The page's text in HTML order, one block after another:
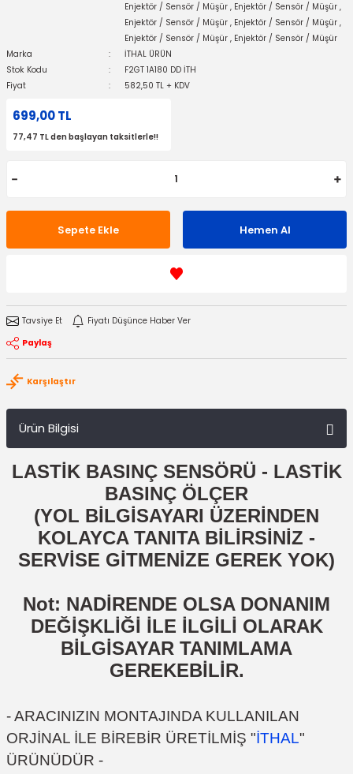
Enjektör / Sensör / Müşür , Enjektör / Sensör / Müşür ,
Enjektör / Sensör / Müşür , Enjektör / Sensör / Müşür ,
Enjektör / Sensör / Müşür , Enjektör / Sensör / Müşür
Marka
İTHAL ÜRÜN
Stok Kodu
F2GT 1A180 DD İTH
Fiyat
582,50 TL + KDV
699,00 TL
77,47 TL den başlayan taksitlerle!!
Sepete Ekle Hemen Al
Tavsiye Et
Fiyatı Düşünce Haber Ver
Paylaş
Karşılaştır
Ürün Bilgisi
LASTİK BASINÇ SENSÖRÜ - LASTİK
BASINÇ ÖLÇER
(YOL BİLGİSAYARI ÜZERİNDEN
KOLAYCA TANITA BİLİRSİNİZ -
SERVİSE GİTMENİZE GEREK YOK)
Not: NADİRENDE OLSA DONANIM
DEĞİŞKLİĞİ İLE İLGİLİ OLARAK
BİLGİSAYAR TANIMLAMA
GEREKEBİLİR.
- ARACINIZIN MONTAJINDA KULLANILAN
ORJİNAL İLE BİREBİR ÜRETİLMİŞ "İTHAL"
ÜRÜNÜDÜR -